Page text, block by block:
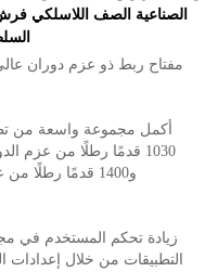
الصناعية الصف اللاسلكي
السلطة 18
1030 قدمًا رطلًا من عزم
و1400 قدمًا